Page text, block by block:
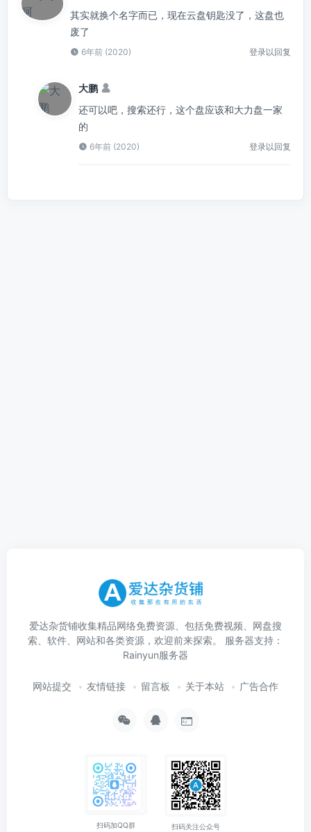
其实就换个名字而已，现在云盘钥匙没了，这盘也
废了
6年前 (2020) 登录以回复
大鹏
还可以吧，搜索还行，这个盘应该和大力盘一家
的
6年前 (2020) 登录以回复
爱达杂货铺收集精品网络免费资源、包括免费视频、网盘搜
索、软件、网站和各类资源，欢迎前来探索。 服务器支持：
Rainyun服务器
网站提交 友情链接 留言板 关于本站 广告合作
扫码加QQ群 扫码关注公众号